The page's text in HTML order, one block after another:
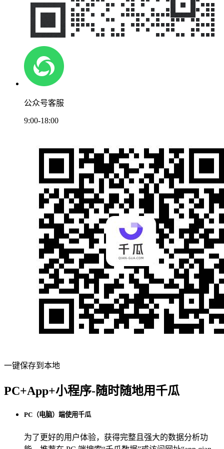
公众号客服
9:00-18:00
一键保存到本地
PC+App+小程序-随时随地用千瓜
PC（电脑）端使用千瓜
为了更好的用户体验，获得完整且强大的数据分析功